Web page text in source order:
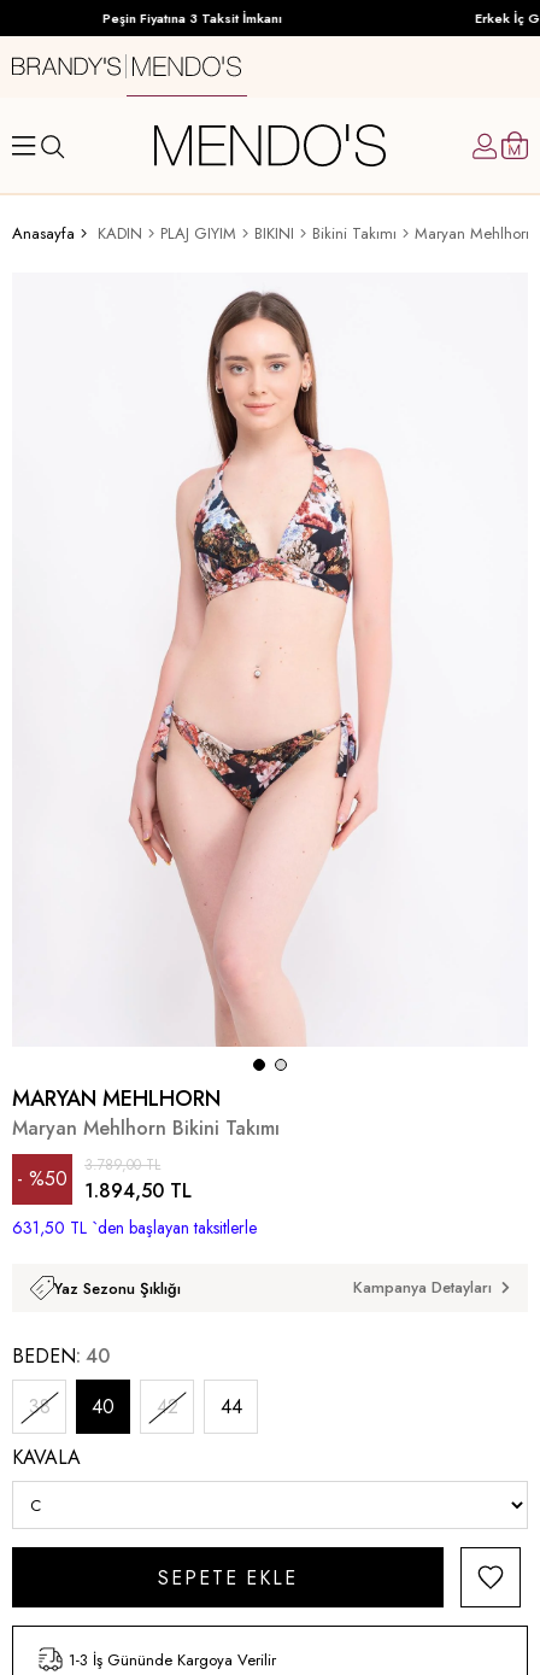
Peşin Fiyatına 3 Taksit İmkanı Erkek İç
Anasayfa KADIN PLAJ GIYIM BIKINI Bikini Takımı Maryan Mehlhorn
MARYAN MEHLHORN
Maryan Mehlhorn Bikini Takımı
%50
İndirim
3.789,00 TL
1.894,50 TL
631,50 TL `den başlayan taksitlerle
Yaz Sezonu Şıklığı Kampanya Detayları
BEDEN 40
38
40 42
44
KAVALA
1-3 İş Gününde Kargoya Verilir